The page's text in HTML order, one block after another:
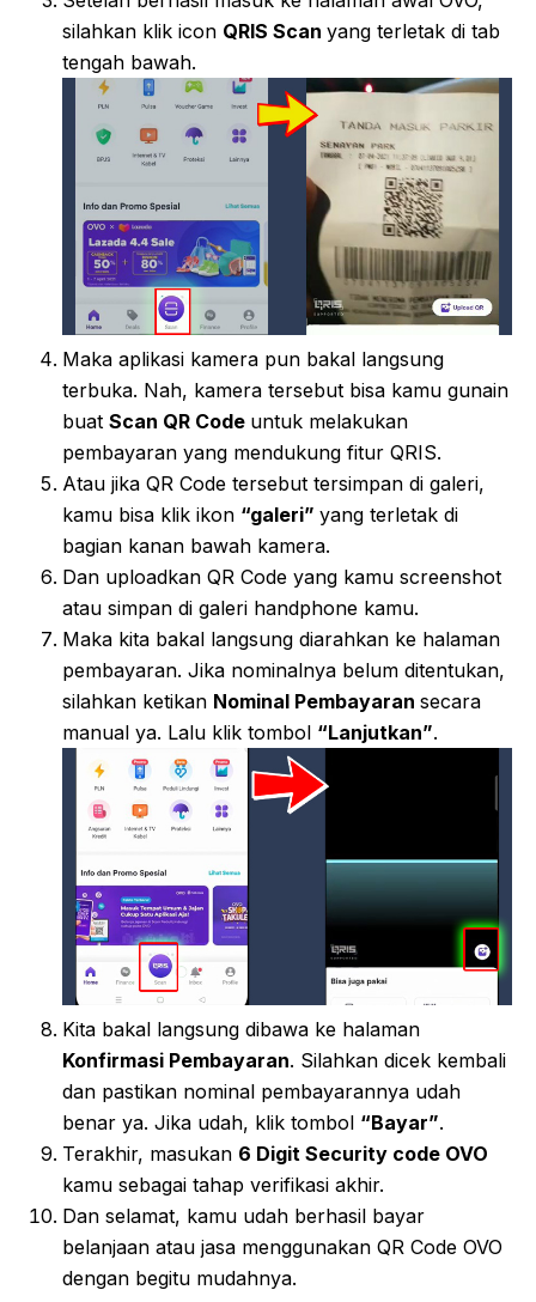
silahkan klik icon QRIS Scan yang terletak di tab
tengah bawah.
Maka aplikasi kamera pun bakal langsung
terbuka. Nah, kamera tersebut bisa kamu gunain
buat Scan QR Code untuk melakukan
pembayaran yang mendukung fitur QRIS.
Atau jika QR Code tersebut tersimpan di galeri,
kamu bisa klik ikon “galeri” yang terletak di
bagian kanan bawah kamera.
Dan uploadkan QR Code yang kamu screenshot
atau simpan di galeri handphone kamu.
Maka kita bakal langsung diarahkan ke halaman
pembayaran. Jika nominalnya belum ditentukan,
silahkan ketikan Nominal Pembayaran secara
manual ya. Lalu klik tombol “Lanjutkan”.
Kita bakal langsung dibawa ke halaman
Konfirmasi Pembayaran. Silahkan dicek kembali
dan pastikan nominal pembayarannya udah
benar ya. Jika udah, klik tombol “Bayar”.
Terakhir, masukan 6 Digit Security code OVO
kamu sebagai tahap verifikasi akhir.
Dan selamat, kamu udah berhasil bayar
belanjaan atau jasa menggunakan QR Code OVO
dengan begitu mudahnya.